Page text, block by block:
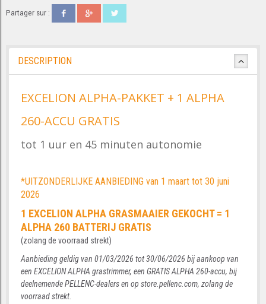
Partager sur :
DESCRIPTION
EXCELION ALPHA-PAKKET + 1 ALPHA
260-ACCU GRATIS
tot 1 uur en 45 minuten autonomie
*UITZONDERLIJKE AANBIEDING van 1 maart tot 30 juni
2026
1 EXCELION ALPHA GRASMAAIER GEKOCHT = 1
ALPHA 260 BATTERIJ GRATIS
(zolang de voorraad strekt)
Aanbieding geldig van 01/03/2026 tot 30/06/2026 bij aankoop van
een EXCELION ALPHA grastrimmer, een GRATIS ALPHA 260-accu, bij
deelnemende PELLENC-dealers en op store.pellenc.com, zolang de
voorraad strekt.